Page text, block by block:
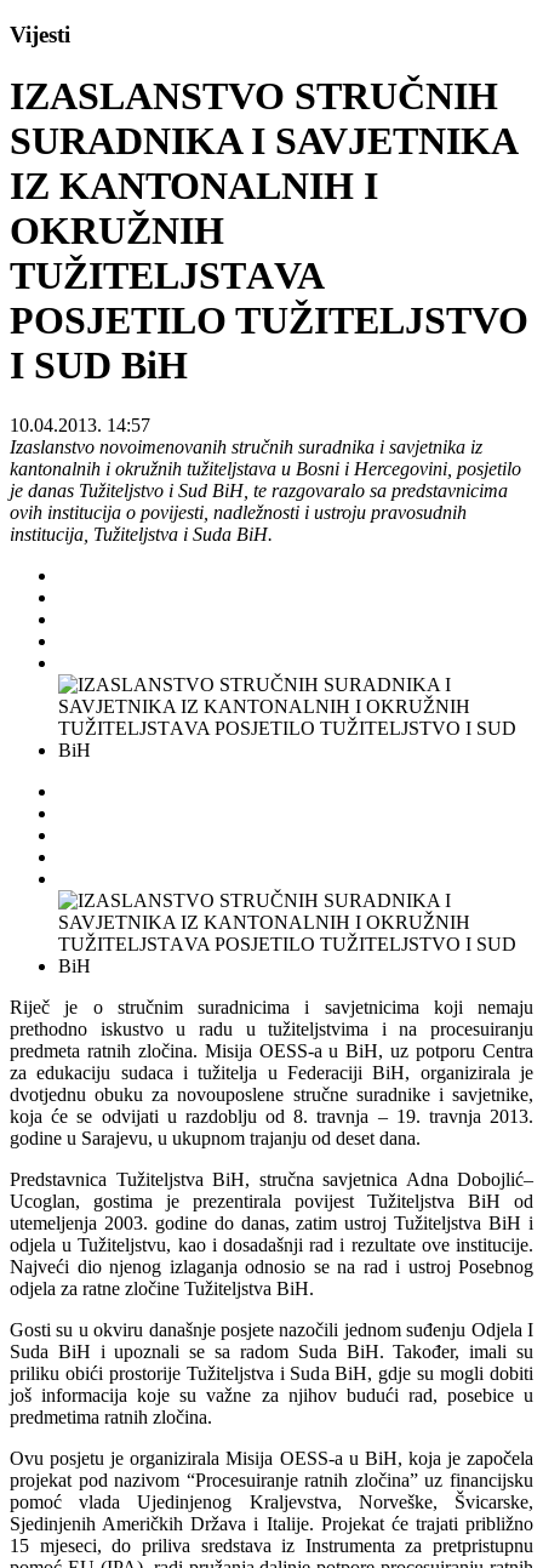
Vijesti
IZASLANSTVO STRUČNIH
SURADNIKA I SAVJETNIKA
IZ KANTONALNIH I
OKRUŽNIH
TUŽITELJSTАVA
POSJETILO TUŽITELJSTVO
I SUD BiH
10.04.2013. 14:57
Izaslanstvo novoimenovanih stručnih suradnika i savjetnika iz
kantonalnih i okružnih tužiteljstava u Bosni i Hercegovini, posjetilo
je danas Tužiteljstvo i Sud BiH, te razgovaralo sa predstavnicima
ovih institucija o povijesti, nadležnosti i ustroju pravosudnih
institucija, Tužiteljstva i Suda BiH.
Riječ je o stručnim suradnicima i savjetnicima koji nemaju
prethodno iskustvo u radu u tužiteljstvima i na procesuiranju
predmeta ratnih zločina. Misija OESS-a u BiH, uz potporu Centra
za edukaciju sudaca i tužitelja u Federaciji BiH, organizirala je
dvotjednu obuku za novouposlene stručne suradnike i savjetnike,
koja će se odvijati u razdoblju od 8. travnja – 19. travnja 2013.
godine u Sarajevu, u ukupnom trajanju od deset dana.
Predstavnica Tužiteljstva BiH, stručna savjetnica Adna Dobojlić–
Ucoglan, gostima je prezentirala povijest Tužiteljstva BiH od
utemeljenja 2003. godine do danas, zatim ustroj Tužiteljstva BiH i
odjela u Tužiteljstvu, kao i dosadašnji rad i rezultate ove institucije.
Najveći dio njenog izlaganja odnosio se na rad i ustroj Posebnog
odjela za ratne zločine Tužiteljstva BiH.
Gosti su u okviru današnje posjete nazočili jednom suđenju Odjela I
Suda BiH i upoznali se sa radom Suda BiH. Također, imali su
priliku obići prostorije Tužiteljstva i Suda BiH, gdje su mogli dobiti
još informacija koje su važne za njihov budući rad, posebice u
predmetima ratnih zločina.
Ovu posjetu je organizirala Misija OESS-a u BiH, koja je započela
projekat pod nazivom “Procesuiranje ratnih zločina” uz financijsku
pomoć vlada Ujedinjenog Kraljevstva, Norveške, Švicarske,
Sjedinjenih Američkih Država i Italije. Projekat će trajati približno
15 mjeseci, do priliva sredstava iz Instrumenta za pretpristupnu